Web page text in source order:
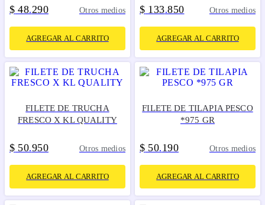
$ 48.290 Otros medios
AGREGAR AL CARRITO
$ 133.850 Otros medios
AGREGAR AL CARRITO
FILETE DE TRUCHA
FRESCO X KL QUALITY
$ 50.950 Otros medios
AGREGAR AL CARRITO
FILETE DE TILAPIA PESCO
*975 GR
$ 50.190 Otros medios
AGREGAR AL CARRITO